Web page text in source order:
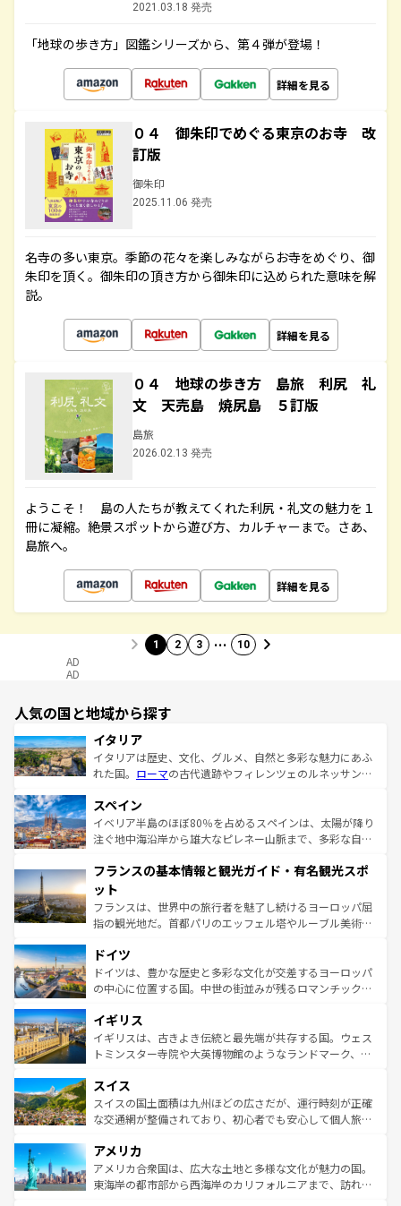
2021.03.18 発売
「地球の歩き方」図鑑シリーズから、第４弾が登場！
詳細を見る
０４ 御朱印でめぐる東京のお寺 改
訂版
御朱印
2025.11.06 発売
名寺の多い東京。季節の花々を楽しみながらお寺をめぐり、御
朱印を頂く。御朱印の頂き方から御朱印に込められた意味を解
説。
詳細を見る
０４ 地球の歩き方 島旅 利尻 礼
文 天売島 焼尻島 ５訂版
島旅
2026.02.13 発売
ようこそ！ 島の人たちが教えてくれた利尻・礼文の魅力を１
冊に凝縮。絶景スポットから遊び方、カルチャーまで。さあ、
島旅へ。
詳細を見る
1 2 3 … 10
AD
AD
人気の国と地域から探す
イタリア
イタリアは歴史、文化、グルメ、自然と多彩な魅力にあふ
れた国。 ローマの古代遺跡やフィレンツェのルネッサンス
ろん、トスカーナの美しい田園風景やアマルフィ海岸の絶
景など、自然景観も見逃せない。観光の合間には、本場の
ピザやパスタなど、絶品のイタリア料理を堪能することも
ませてくれるイタリアで、忘れられない旅をしてみよう！
なお、新着のイタリア情報は
しい。
スペイン
イベリア半島のほぼ80％を占めるスペインは、太陽が降り
注ぐ地中海沿岸から雄大なピレネー山脈まで、多彩な自然
文化が根付くこの国では、情熱的なフラメンコ、熱気あふ
れる闘牛、そして美味しいタパスが生活の一部となってい
る。首都マドリードの洗練された雰囲気や、バルセロナの
アートに溢れた街角から、地方では古代ローマ遺跡や中世
せる。地方によって風土や気候が異なるスペインはその個
性で訪れる人を魅了する。 なお、新着のスペイン情報は コ
ンテンツ一覧を参照してほしい。
フランスの基本情報と観光ガイド・有名観光スポ
ット
フランスは、世界中の旅行者を魅了し続けるヨーロッパ屈
指の観光地だ。首都パリのエッフェル塔やルーブル美術館
で、幅広い魅力が詰まっている。華麗な宮殿、歴史的な大
聖堂、美しいビーチ、そして豊かな自然が、訪れる者を心
から魅了する。また、フランスは美食の国としても知ら
いる。シャンパンの発祥地であるランス、プロヴァンスの
香り高いラベンダー畑など、多彩な楽しみ方が可能だ。さ
らに、パリ以外の地域にも魅力が溢れており、どの街角に
れる地方に足を運ぶとそれぞれで全く異なる文化を体験で
きるだろう。 なお、新着のフランス情報はコンテンツ一覧
を参照してほしい。
ドイツ
ドイツは、豊かな歴史と多彩な文化が交差するヨーロッパ
の中心に位置する国。中世の街並みが残るロマンチック街
顔を持つこの国は、どこを歩いても飽きることがない。ベ
ルリンの文化的活気、バイエルン州のアルプスの絶景、そ
してライン川沿いのワイン畑といった風景は必見。ビール
は、お酒好きな人にはぜひ体験してほしい。 なお、新着の
ドイツ情報はコンテンツ一覧を参照してほしい。
イギリス
イギリスは、古きよき伝統と最先端が共存する国。ウェス
トミンスター寺院や大英博物館のようなランドマーク、歴
リアごとに異なる魅力がある。また、優雅なアフタヌーン
ティー、ビール好きにはたまらない英国パブ、サッカー観
戦など、本場だからこそできる体験も豊富。イギリスを旅
ンツ一覧を参照してほしい。
スイス
スイスの国土面積は九州ほどの広さだが、運行時刻が正確
な交通網が整備されており、初心者でも安心して個人旅行
の建物がそのまま残る町や、スイスならではのユニークな
博物館もあり、アルプス観光だけでなく町歩きも満喫する
ことができる。国民の所得が高いため物価も高いが、旅行
アメリカ
アメリカ合衆国は、広大な土地と多様な文化が魅力の国。
東海岸の都市部から西海岸のカリフォルニアまで、訪れる